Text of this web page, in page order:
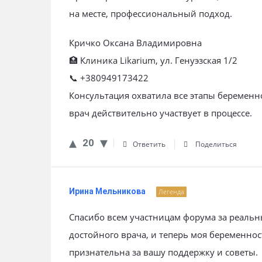
на месте, профессиональный подход.
Кричко Оксана Владимировна
🏥 Клиника Likarium, ул. Генуэзская 1/2
📞 +380949173422
Консультация охватила все этапы
врач действительно участвует в процессе.
20 Ответить Поделиться
Ирина Мельникова Легенда
Спасибо всем участницам форума за
достойного врача, и теперь моя
признательна за вашу поддержку и советы.